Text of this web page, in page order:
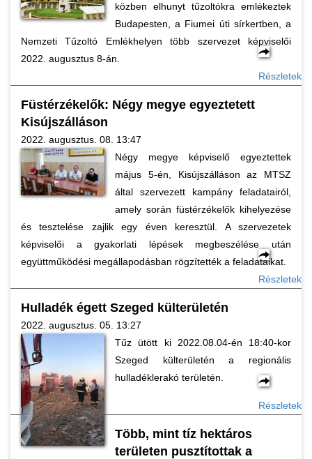
közben elhunyt tűzoltókra emlékeztek
Budapesten, a Fiumei úti sírkertben, a
Nemzeti Tűzoltó Emlékhelyen több szervezet képviselői
2022. augusztus 8-án.
Részletek
Füstérzékelők: Négy megye egyeztetett
Kisújszálláson
2022. augusztus. 08. 13:47
Négy megye képviselő egyeztettek
május 5-én, Kisújszálláson az MTSZ
által szervezett kampány feladatairól,
amely során füstérzékelők kihelyezése
és tesztelése zajlik egy éven keresztül. A szervezetek
képviselői a gyakorlati lépések megbeszélése után
együttműködési megállapodásban rögzítették a feladataikat.
Részletek
Hulladék égett Szeged külterületén
2022. augusztus. 05. 13:27
Tűz ütött ki 2022.08.04-én 18:40-kor
Szeged külterületén a regionális
hulladéklerakó területén.
Részletek
Több, mint tíz hektáros
területen pusztítottak a